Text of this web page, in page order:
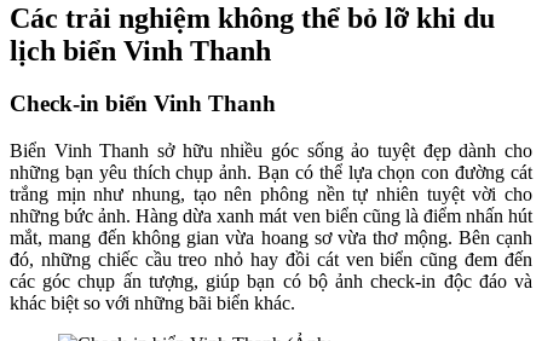
Các trải nghiệm không thể bỏ lỡ khi du
lịch biển Vinh Thanh
Check-in biển Vinh Thanh
Biển Vinh Thanh sở hữu nhiều góc sống ảo tuyệt đẹp dành cho
những bạn yêu thích chụp ảnh. Bạn có thể lựa chọn con đường cát
trắng mịn như nhung, tạo nên phông nền tự nhiên tuyệt vời cho
những bức ảnh. Hàng dừa xanh mát ven biển cũng là điểm nhấn hút
mắt, mang đến không gian vừa hoang sơ vừa thơ mộng. Bên cạnh
đó, những chiếc cầu treo nhỏ hay đồi cát ven biển cũng đem đến
các góc chụp ấn tượng, giúp bạn có bộ ảnh check-in độc đáo và
khác biệt so với những bãi biển khác.